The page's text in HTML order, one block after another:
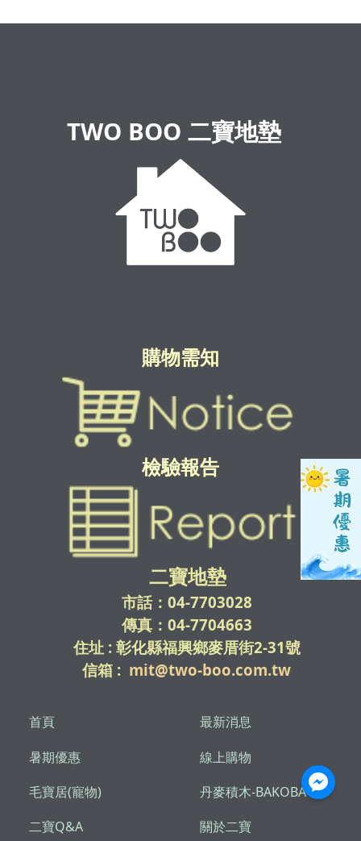
TWO BOO 二寶地墊
購物需知
檢驗報告
二寶地墊
市話：04-7703028
傳真：04-7704663
住址 : 彰化縣福興鄉麥厝街2-31號
信箱 : mit@two-boo.com.tw
首頁
最新消息
暑期優惠
線上購物
毛寶居(寵物)
丹麥積木-BAKOBA
二寶Q&A
關於二寶